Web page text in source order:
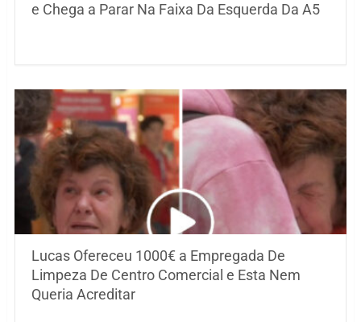
e Chega a Parar Na Faixa Da Esquerda Da A5
Lucas Ofereceu 1000€ a Empregada De
Limpeza De Centro Comercial e Esta Nem
Queria Acreditar